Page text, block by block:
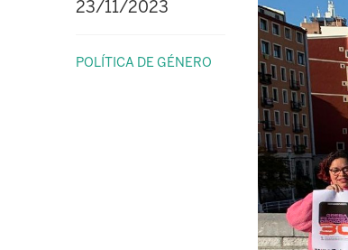
23/11/2023
POLÍTICA DE GÉNERO